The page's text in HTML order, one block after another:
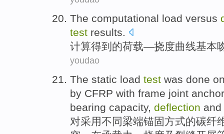
The computational load versus
test results.
计算得到的荷载—挠度曲线基本
youdao
The static load test was done
by CFRP with frame joint
bearing capacity, deflection
对采用不同梁端锚固方式的碳纤